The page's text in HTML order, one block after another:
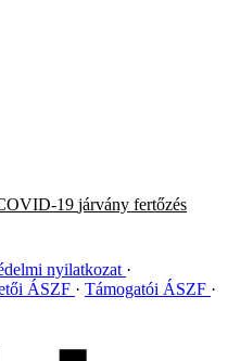
19 járvány fertőzés
nyilatkozat
ÁSZF
Támogatói ÁSZF